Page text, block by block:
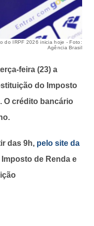
do IRPF 2026 inicia hoje - Foto:
Agência Brasil
feira (23) a
do Imposto
O crédito bancário
das 9h, pelo site da
de Renda e